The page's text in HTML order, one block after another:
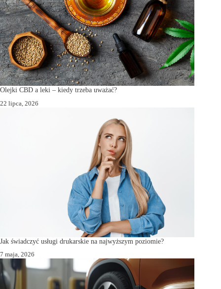
Olejki CBD a leki – kiedy trzeba uważać?
22 lipca, 2026
Jak świadczyć usługi drukarskie na najwyższym poziomie?
7 maja, 2026